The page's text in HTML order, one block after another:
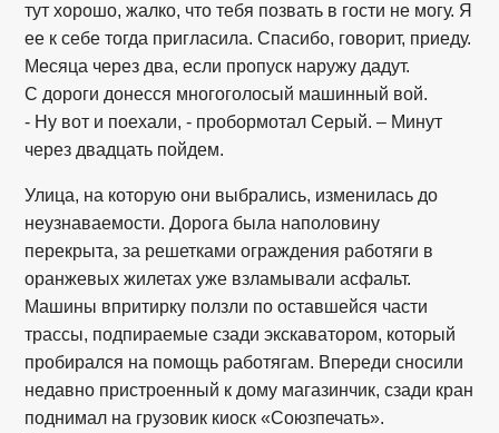
тут хорошо, жалко, что тебя позвать в гости не могу. Я
ее к себе тогда пригласила. Спасибо, говорит, приеду.
Месяца через два, если пропуск наружу дадут.
С дороги донесся многоголосый машинный вой.
- Ну вот и поехали, - пробормотал Серый. – Минут
через двадцать пойдем.
Улица, на которую они выбрались, изменилась до
неузнаваемости. Дорога была наполовину
перекрыта, за решетками ограждения работяги в
оранжевых жилетах уже взламывали асфальт.
Машины впритирку ползли по оставшейся части
трассы, подпираемые сзади экскаватором, который
пробирался на помощь работягам. Впереди сносили
недавно пристроенный к дому магазинчик, сзади кран
поднимал на грузовик киоск «Союзпечать».